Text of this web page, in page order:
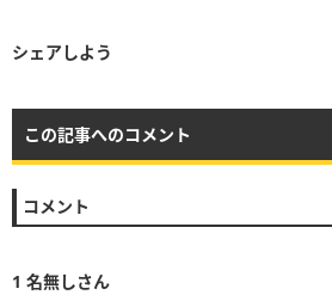
シェアしよう
この記事へのコメント
コメント
1 名無しさん